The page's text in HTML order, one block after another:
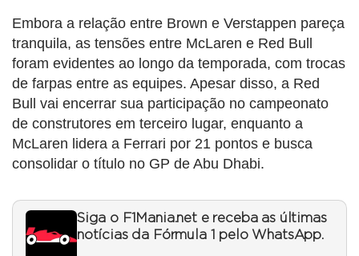
Embora a relação entre Brown e Verstappen pareça
tranquila, as tensões entre McLaren e Red Bull
foram evidentes ao longo da temporada, com trocas
de farpas entre as equipes. Apesar disso, a Red
Bull vai encerrar sua participação no campeonato
de construtores em terceiro lugar, enquanto a
McLaren lidera a Ferrari por 21 pontos e busca
consolidar o título no GP de Abu Dhabi.
Siga o F1Mania.net e receba as últimas
notícias da Fórmula 1 pelo WhatsApp.